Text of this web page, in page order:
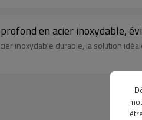
en acier inoxydable,
inoxydable durable, la solution